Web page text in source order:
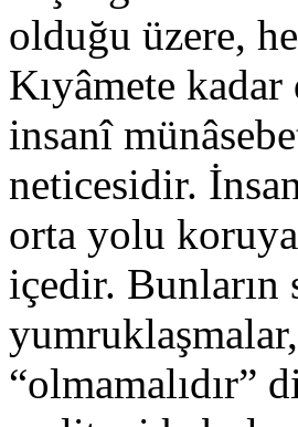
olduğu üzere,
Kıyâmete
insanî
neticesidir.
orta yolu
içedir. Bunların
“olmamalıdır”